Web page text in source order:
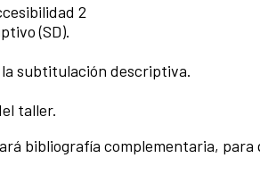
2
(SD).
subtitulación descriptiva.
taller.
bibliografía complementaria,